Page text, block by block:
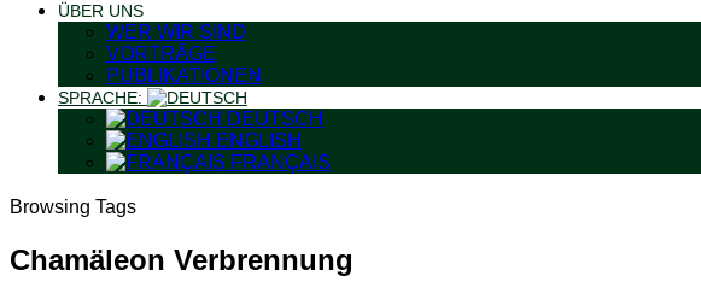
ÜBER UNS
WER WIR SIND
VORTRÄGE
PUBLIKATIONEN
SPRACHE:
DEUTSCH
ENGLISH
FRANÇAIS
Browsing Tags
Chamäleon Verbrennung